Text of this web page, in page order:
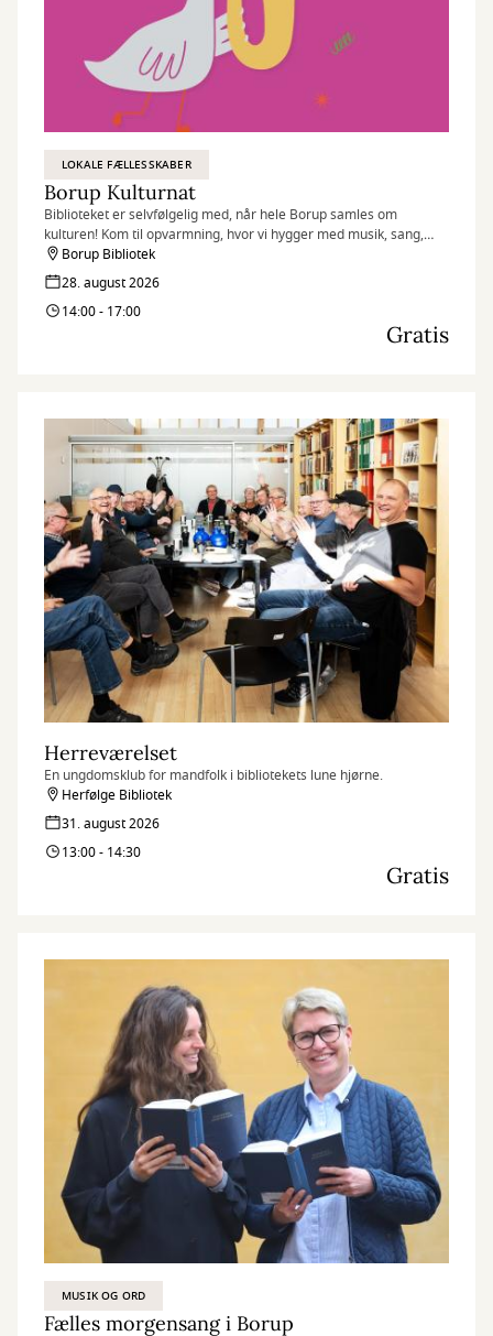
LOKALE FÆLLESSKABER
Borup Kulturnat
Biblioteket er selvfølgelig med, når hele Borup samles om
kulturen! Kom til opvarmning, hvor vi hygger med musik, sang,
sjov med Nanne Klovn, quiz, konkurrencer og tatoveringer til store
og små.
Borup Bibliotek
28. august 2026
14:00 - 17:00
Gratis
Herreværelset
En ungdomsklub for mandfolk i bibliotekets lune hjørne.
Herfølge Bibliotek
31. august 2026
13:00 - 14:30
Gratis
MUSIK OG ORD
Fælles morgensang i Borup